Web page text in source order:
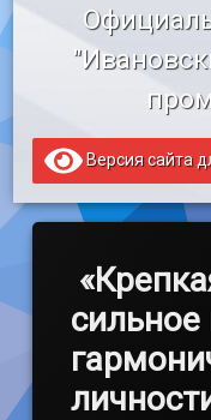
Образовательный
Версия сайта
сильное